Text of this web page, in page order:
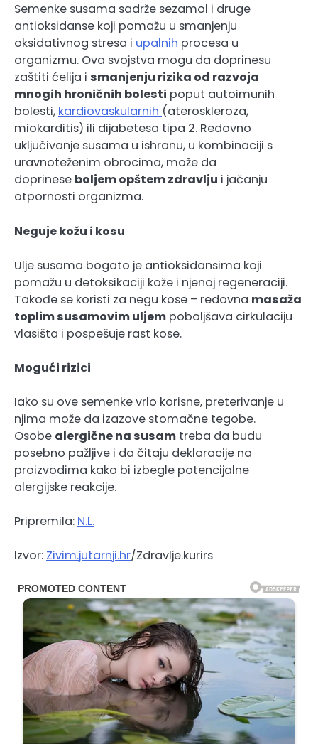
Semenke susama sadrže sezamol i druge
antioksidanse koji pomažu u smanjenju
oksidativnog stresa i upalnih procesa u
organizmu. Ova svojstva mogu da doprinesu
zaštiti ćelija i smanjenju rizika od razvoja
mnogih hroničnih bolesti poput autoimunih
bolesti, kardiovaskularnih (ateroskleroza,
miokarditis) ili dijabetesa tipa 2. Redovno
uključivanje susama u ishranu, u kombinaciji s
uravnoteženim obrocima, može da
doprinese boljem opštem zdravlju i jačanju
otpornosti organizma.
Neguje kožu i kosu
Ulje susama bogato je antioksidansima koji
pomažu u detoksikaciji kože i njenoj regeneraciji.
Takođe se koristi za negu kose – redovna masaža
toplim susamovim uljem poboljšava cirkulaciju
vlasišta i pospešuje rast kose.
Mogući rizici
Iako su ove semenke vrlo korisne, preterivanje u
njima može da izazove stomačne tegobe.
Osobe alergične na susam treba da budu
posebno pažljive i da čitaju deklaracije na
proizvodima kako bi izbegle potencijalne
alergijske reakcije.
Pripremila: N.L.
Izvor: Zivim.jutarnji.hr/Zdravlje.kurirs